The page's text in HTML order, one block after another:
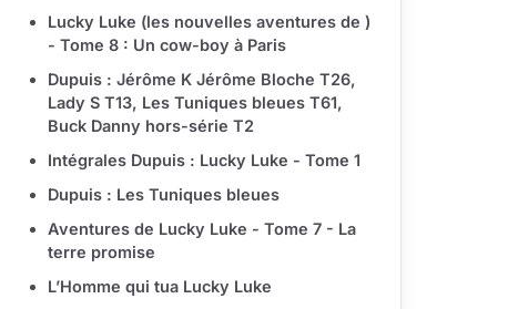
Lucky Luke (les nouvelles aventures de )
- Tome 8 : Un cow-boy à Paris
Dupuis : Jérôme K Jérôme Bloche T26,
Lady S T13, Les Tuniques bleues T61,
Buck Danny hors-série T2
Intégrales Dupuis : Lucky Luke - Tome 1
Dupuis : Les Tuniques bleues
Aventures de Lucky Luke - Tome 7 - La
terre promise
L’Homme qui tua Lucky Luke